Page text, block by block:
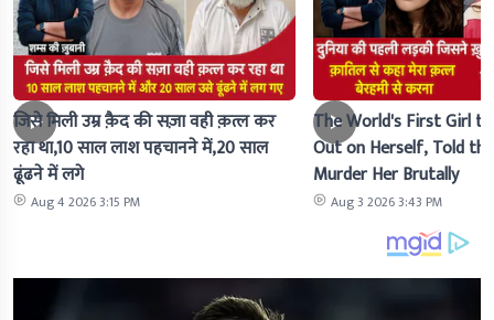
जिसे मिली उम्र क़ैद की सज़ा वही क़त्ल कर
रहा था,10 साल लाश पहचानने में,20 साल
ढूंढने में लगे
Aug 4 2026 3:15 PM
The World's First Girl
Out on Herself, Told
Murder Her Brutally
Aug 3 2026 3:43 PM